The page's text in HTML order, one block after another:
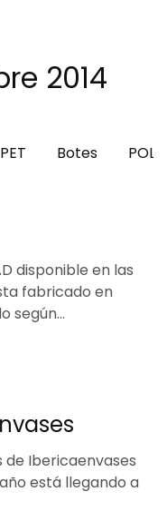
2014
PET Botes
disponible en las
fabricado en
según…
de Ibericaenvases
está llegando a